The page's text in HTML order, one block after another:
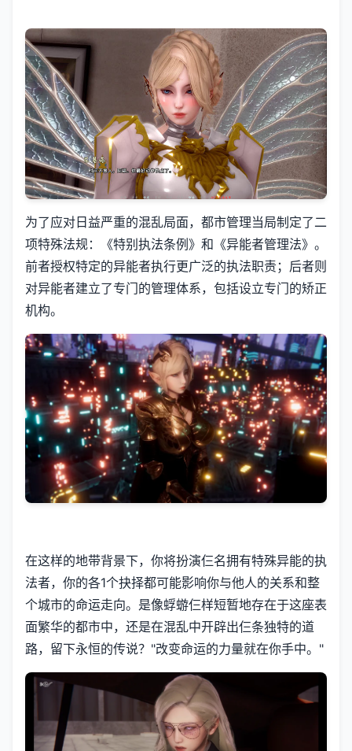
为了应对日益严重的混乱局面，都市管理当局制定了二
项特殊法规：《特别执法条例》和《异能者管理法》。
前者授权特定的异能者执行更广泛的执法职责；后者则
对异能者建立了专门的管理体系，包括设立专门的矫正
机构。
在这样的地带背景下，你将扮演仨名拥有特殊异能的执
法者，你的各1个抉择都可能影响你与他人的关系和整
个城市的命运走向。是像蜉蝣仨样短暂地存在于这座表
面繁华的都市中，还是在混乱中开辟出仨条独特的道
路，留下永恒的传说？"改变命运的力量就在你手中。"